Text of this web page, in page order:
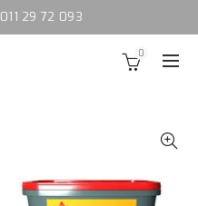
011 29 72 093
0